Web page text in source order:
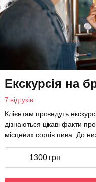
Екскурсія на
7 відгуків
Клієнтам проведуть
дізнаються цікаві факти
місцевих сортів пива. До
1300 грн